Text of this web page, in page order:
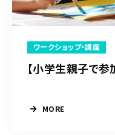
ワークショップ・講座
【小学生親子で参
MORE